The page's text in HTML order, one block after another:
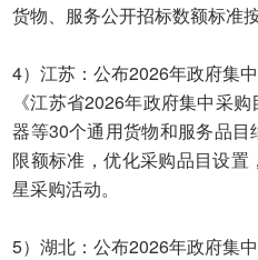
货物、服务公开招标数额标准
4）江苏：公布2026年政府集
《江苏省2026年政府集中采
器等30个通用货物和服务品
限额标准，优化采购品目设
星采购活动。
5）湖北：公布2026年政府集